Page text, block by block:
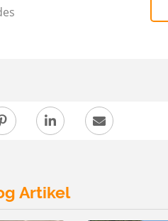
Artikel